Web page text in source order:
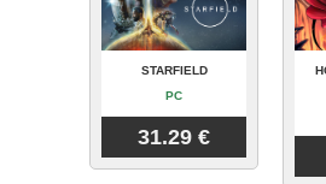
STARFIELD
PC
31.29 €